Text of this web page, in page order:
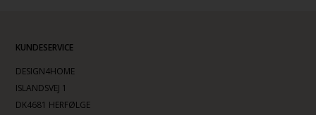
KUNDESERVICE
DESIGN4HOME
ISLANDSVEJ 1
DK4681 HERFØLGE